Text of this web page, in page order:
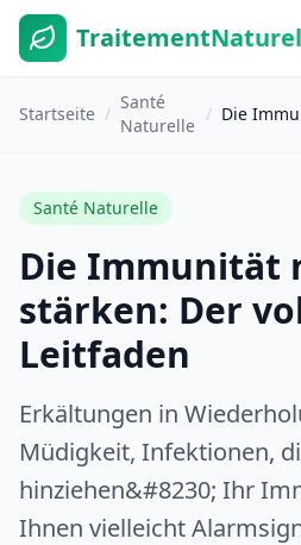
Startseite /
Santé
Naturelle
/
Santé Naturelle
Die Immunität
stärken: Der
Leitfaden
Erkältungen in
Müdigkeit, Infektionen,
hinziehen&#8230; Ihr
Ihnen vielleicht